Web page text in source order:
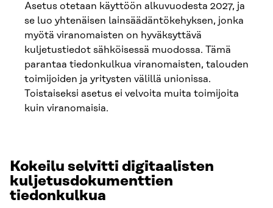
Asetus otetaan käyttöön alkuvuodesta 2027, ja
se luo yhtenäisen lainsäädäntökehyksen, jonka
myötä viranomaisten on hyväksyttävä
kuljetustiedot sähköisessä muodossa. Tämä
parantaa tiedonkulkua viranomaisten, talouden
toimijoiden ja yritysten välillä unionissa.
Toistaiseksi asetus ei velvoita muita toimijoita
kuin viranomaisia.
Kokeilu selvitti digitaalisten
kuljetusdokumenttien
tiedonkulkua